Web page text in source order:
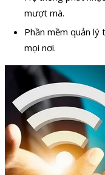
mượt mà.
Phần mềm quản lý
mọi nơi.